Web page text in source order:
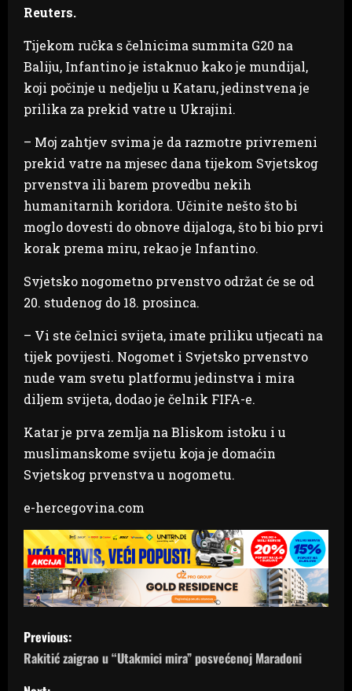
Reuters.
Tijekom ručka s čelnicima summita G20 na
Baliju, Infantino je istaknuo kako je mundijal,
koji počinje u nedjelju u Kataru, jedinstvena je
prilika za prekid vatre u Ukrajini.
– Moj zahtjev svima je da razmotre privremeni
prekid vatre na mjesec dana tijekom Svjetskog
prvenstva ili barem provedbu nekih
humanitarnih koridora. Učinite nešto što bi
moglo dovesti do obnove dijaloga, što bi bio prvi
korak prema miru, rekao je Infantino.
Svjetsko nogometno prvenstvo održat će se od
20. studenog do 18. prosinca.
– Vi ste čelnici svijeta, imate priliku utjecati na
tijek povijesti. Nogomet i Svjetsko prvenstvo
nude vam svetu platformu jedinstva i mira
diljem svijeta, dodao je čelnik FIFA-e.
Katar je prva zemlja na Bliskom istoku i u
muslimanskome svijetu koja je domaćin
Svjetskog prvenstva u nogometu.
e-hercegovina.com
P
o
Previous:
Rakitić zaigrao u “Utakmici mira” posvećenoj Maradoni